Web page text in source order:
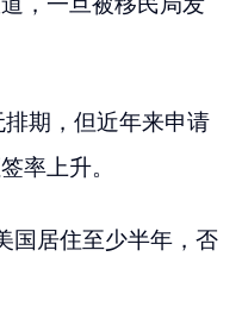
期，但近年来申请
率上升。
国居住至少半年，否